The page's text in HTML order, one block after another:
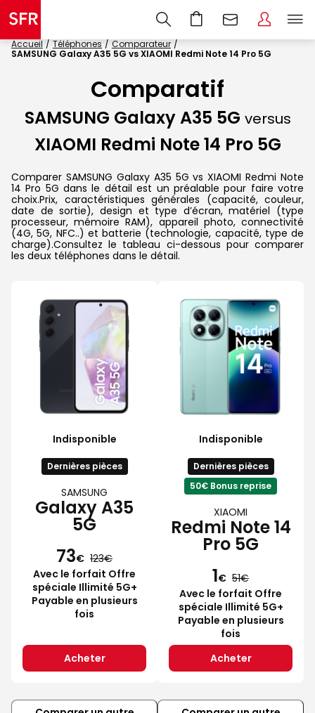
Accueil Téléphones
Comparateur
SAMSUNG Galaxy A35 5G vs XIAOMI Redmi Note 14 Pro 5G
Comparatif
SAMSUNG Galaxy A35 5G versus
XIAOMI Redmi Note 14 Pro 5G
Comparer SAMSUNG Galaxy A35 5G vs XIAOMI Redmi Note
14 Pro 5G dans le détail est un préalable pour faire votre
choix.Prix, caractéristiques générales (capacité, couleur,
date de sortie), design et type d’écran, matériel (type
processeur, mémoire RAM), appareil photo, connectivité
(4G, 5G, NFC..) et batterie (technologie, capacité, type de
charge).Consultez le tableau ci-dessous pour comparer
les deux téléphones dans le détail.
Indisponible
Dernières pièces
SAMSUNG
Galaxy A35
5G
73€ 123
Avec le forfait Offre
spéciale Illimité 5G+
Payable en plusieurs
fois
Acheter
Indisponible
Dernières pièces
50€ Bonus reprise
XIAOMI
Redmi Note 14
Pro 5G
1€ 51
Avec le forfait Offre
spéciale Illimité 5G+
Payable en plusieurs
fois
Acheter